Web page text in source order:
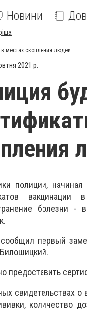
Новини
в местах скопления людей
2021 р.
полиции,
болезни -
первый
предоставить
свидетельствах о
количество